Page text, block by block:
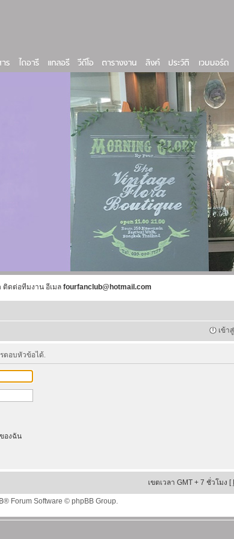
ติดต่อทีมงาน อีเมล fourfanclub@hotmail.com
เข้า
ตอบหัวข้อได้.
องฉัน
เขตเวลา GMT + 7 ชั่วโมง [
® Forum Software © phpBB Group.